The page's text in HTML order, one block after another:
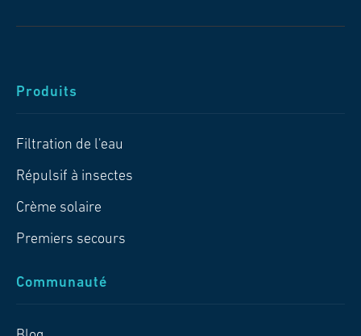
Produits
Filtration de l'eau
Répulsif à insectes
Crème solaire
Premiers secours
Communauté